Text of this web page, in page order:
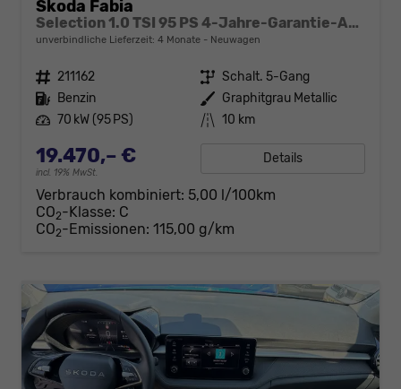
Skoda Fabia
Selection 1.0 TSI 95 PS 4-Jahre-Garantie-AppleCarPlay-AndroidAuto-LED-PDC-Sitzheizung-DAB-Klima
unverbindliche Lieferzeit: 4 Monate Neuwagen
Fahrzeugnr. 211162 Getriebe Schalt. 5-Gang
Kraftstoff Benzin Außenfarbe Graphitgrau Metallic
Leistung 70 kW (95 PS) Kilometerstand 10 km
19.470,– €
incl. 19% MwSt.
Details
Verbrauch kombiniert: 5,00 l/100km
CO2-Klasse: C
CO2-Emissionen: 115,00 g/km